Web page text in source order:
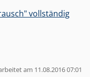
vollständig
am 11.08.2016 07:01